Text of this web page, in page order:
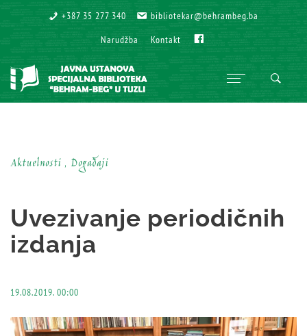
+387 35 277 340
+387 35 277 340 bibliotekar@behrambeg.ba
bibliotekar@behrambeg.ba
Narudžba
Narudžba Kontakt
Kontakt
Aktuelnosti , Događaji
Uvezivanje periodičnih
izdanja
19.08.2019. 00:00